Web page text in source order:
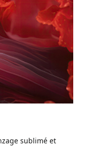
sublimé et